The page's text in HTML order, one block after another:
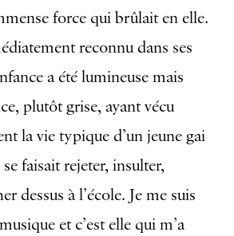
force qui brûlait en elle.
reconnu dans ses
a été lumineuse mais
plutôt grise, ayant vécu
la vie typique d’un jeune gai
faisait rejeter, insulter,
dessus à l’école. Je me suis
et c’est elle qui m’a